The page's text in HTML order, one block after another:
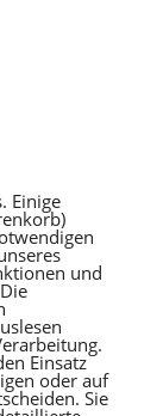
Einige
und
Einsatz
oder auf
Sie